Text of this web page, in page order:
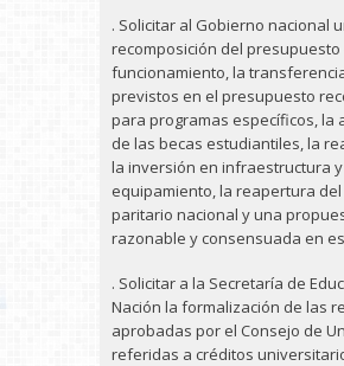
. Solicitar al Gobierno nacional
recomposición del presupuesto
funcionamiento, la
previstos en el presupuesto
para programas específicos, la
de las becas estudiantiles, la
la inversión en infraestructura y
equipamiento, la reapertura
paritario nacional y una
razonable y consensuada en
. Solicitar a la Secretaría de
Nación la formalización de las
aprobadas por el Consejo de
referidas a créditos